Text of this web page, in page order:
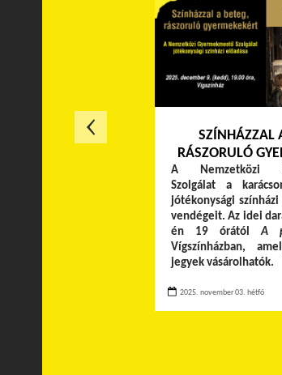
SZÍNHÁZZAL
RÁSZORULÓ
A Nemzetközi
Szolgálat a
jótékonysági
vendégeit. Az idei
én 19 órátólA
Vígszínházban,
jegyek vásárolhatók.
2025. november 03. hétfő